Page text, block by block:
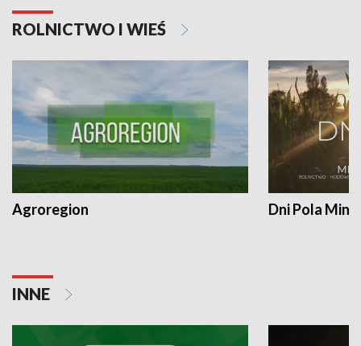
ROLNICTWO I WIEŚ
Agroregion Dni Pola
INNE